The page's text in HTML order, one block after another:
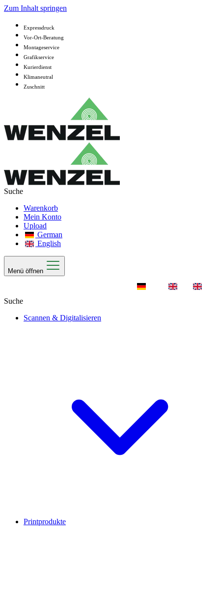
Zum Inhalt springen
Expressdruck
Vor-Ort-Beratung
Montageservice
Grafikservice
Kurierdienst
Klimaneutral
Zuschnitt
Warenkorb
Mein Konto
Upload
German
English
Menü öffnen
Scannen & Digitalisieren
Printprodukte